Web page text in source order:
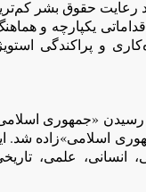
رعایت حقوق بشر
یکپارچه و
و پراکندگی
رسیدن «جمهوری
اسلامی»‌زاده شد.
علمی،